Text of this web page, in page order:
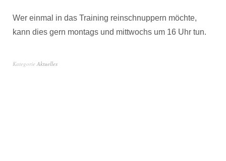
Wer einmal in das Training reinschnuppern möchte,
kann dies gern montags und mittwochs um 16 Uhr tun.
Kategorie Aktuelles